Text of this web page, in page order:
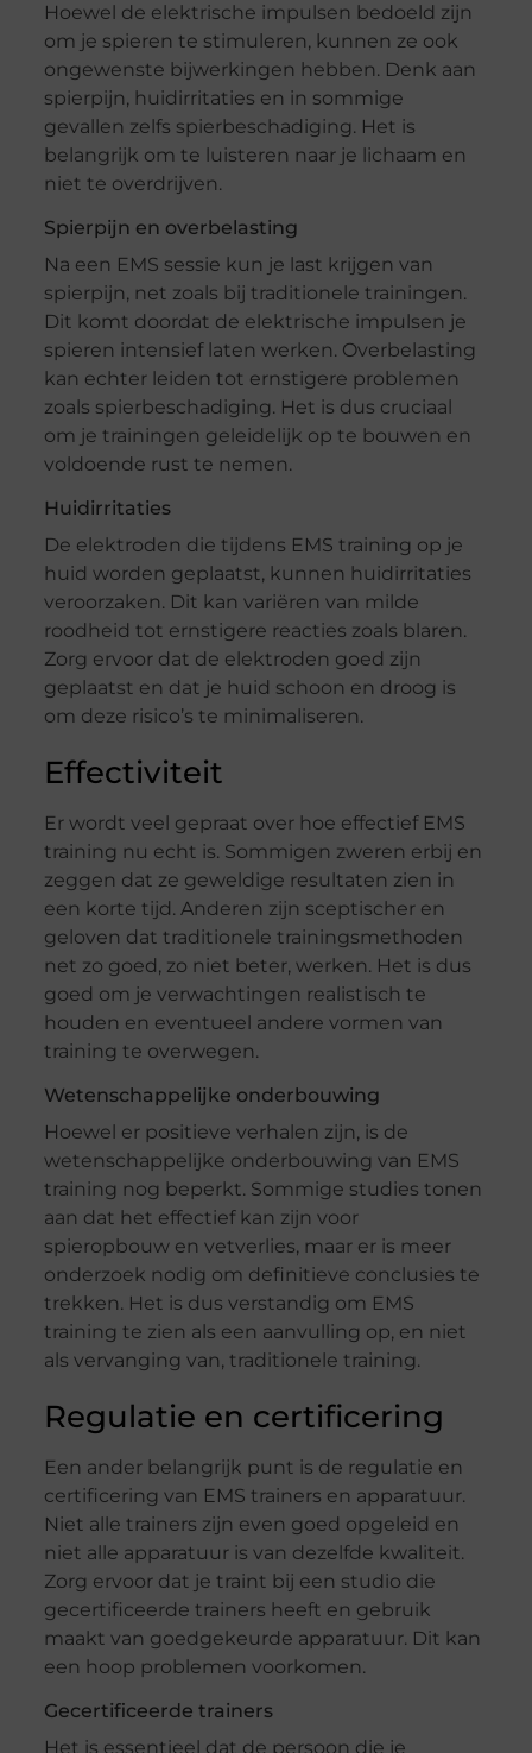
Hoewel de elektrische impulsen bedoeld zijn
om je spieren te stimuleren, kunnen ze ook
ongewenste bijwerkingen hebben. Denk aan
spierpijn, huidirritaties en in sommige
gevallen zelfs spierbeschadiging. Het is
belangrijk om te luisteren naar je lichaam en
niet te overdrijven.
Spierpijn en overbelasting
Na een EMS sessie kun je last krijgen van
spierpijn, net zoals bij traditionele trainingen.
Dit komt doordat de elektrische impulsen je
spieren intensief laten werken. Overbelasting
kan echter leiden tot ernstigere problemen
zoals spierbeschadiging. Het is dus cruciaal
om je trainingen geleidelijk op te bouwen en
voldoende rust te nemen.
Huidirritaties
De elektroden die tijdens EMS training op je
huid worden geplaatst, kunnen huidirritaties
veroorzaken. Dit kan variëren van milde
roodheid tot ernstigere reacties zoals blaren.
Zorg ervoor dat de elektroden goed zijn
geplaatst en dat je huid schoon en droog is
om deze risico’s te minimaliseren.
Effectiviteit
Er wordt veel gepraat over hoe effectief EMS
training nu echt is. Sommigen zweren erbij en
zeggen dat ze geweldige resultaten zien in
een korte tijd. Anderen zijn sceptischer en
geloven dat traditionele trainingsmethoden
net zo goed, zo niet beter, werken. Het is dus
goed om je verwachtingen realistisch te
houden en eventueel andere vormen van
training te overwegen.
Wetenschappelijke onderbouwing
Hoewel er positieve verhalen zijn, is de
wetenschappelijke onderbouwing van EMS
training nog beperkt. Sommige studies tonen
aan dat het effectief kan zijn voor
spieropbouw en vetverlies, maar er is meer
onderzoek nodig om definitieve conclusies te
trekken. Het is dus verstandig om EMS
training te zien als een aanvulling op, en niet
als vervanging van, traditionele training.
Regulatie en certificering
Een ander belangrijk punt is de regulatie en
certificering van EMS trainers en apparatuur.
Niet alle trainers zijn even goed opgeleid en
niet alle apparatuur is van dezelfde kwaliteit.
Zorg ervoor dat je traint bij een studio die
gecertificeerde trainers heeft en gebruik
maakt van goedgekeurde apparatuur. Dit kan
een hoop problemen voorkomen.
Gecertificeerde trainers
Het is essentieel dat de persoon die je